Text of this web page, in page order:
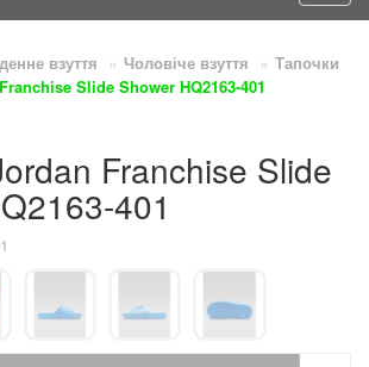
взуття Чоловіче взуття
Тапочки
Slide Shower HQ2163-401
Franchise Slide
401